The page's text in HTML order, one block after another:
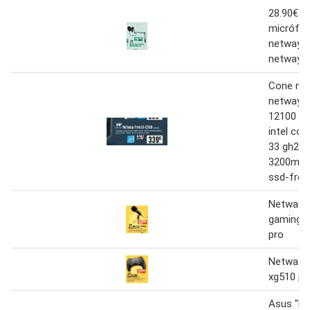
28.90€
netway
netway
Cone n
netway
12100 -
intel
33 gh2-
3200m -
ssd-
Netway
gaming
pro
Netway
xg510
Asus "la